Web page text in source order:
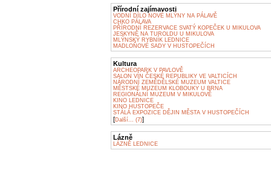
Přírodní zajímavosti
VODNÍ DÍLO NOVÉ MLÝNY NA PÁLAVĚ
CHKO PÁLAVA
PŘÍRODNÍ REZERVACE SVATÝ KOPEČEK U MIKULOVA
JESKYNĚ NA TUROLDU U MIKULOVA
MLÝNSKÝ RYBNÍK LEDNICE
MADLOŇOVÉ SADY V HUSTOPEČÍCH
Kultura
ARCHEOPARK V PAVLOVĚ
SALON VÍN ČESKÉ REPUBLIKY VE VALTICÍCH
NÁRODNÍ ZEMĚDĚLSKÉ MUZEUM VALTICE
MĚSTSKÉ MUZEUM KLOBOUKY U BRNA
REGIONÁLNÍ MUZEUM V MIKULOVĚ
KINO LEDNICE
KINO HUSTOPEČE
STÁLÁ EXPOZICE DĚJIN MĚSTA V HUSTOPEČÍCH
[Další... (7)]
Lázně
LÁZNĚ LEDNICE